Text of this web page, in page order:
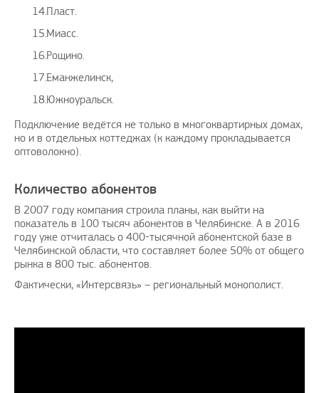
Пласт.
Миасс.
Рощино.
Еманжелинск,
Южноуральск.
Подключение ведётся не только в многоквартирных домах,
но и в отдельных коттеджах (к каждому прокладывается
оптоволокно).
Количество абонентов
В 2007 году компания строила планы, как выйти на
показатель в 100 тысяч абонентов в Челябинске. А в 2016
году уже отчиталась о 400-тысячной абонентской базе в
Челябинской области, что составляет более 50% от общего
рынка в 800 тыс. абонентов.
Фактически, «Интерсвязь» – региональный монополист.